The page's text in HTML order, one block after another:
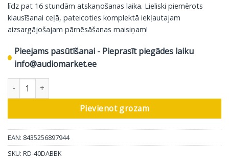
līdz pat 16 stundām atskaņošanas laika. Lieliski piemērots
klausīšanai ceļā, pateicoties komplektā iekļautajam
aizsargājošajam pārnēsāšanas maisiņam!
Pieejams pasūtīšanai - Pieprasīt piegādes laiku
info@audiomarket.ee
AIWA kabatas radio RD-40DAB, melns daudzums
Pievienot grozam
EAN: 8435256897944
SKU: RD-40DABBK